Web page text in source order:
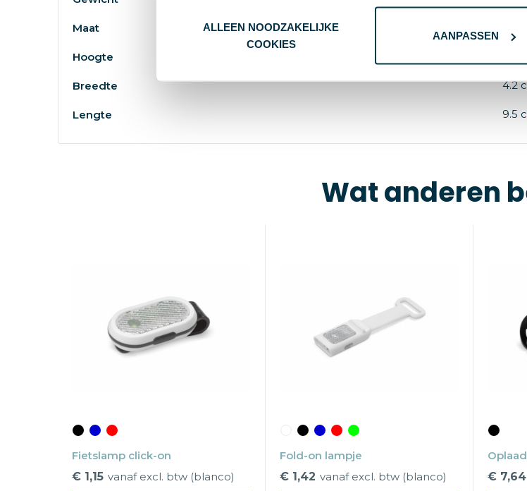
ALLEEN NOODZAKELIJKE
COOKIES
AANPASSEN
Maat
Hoogte
Breedte 4.2
Lengte 9.5
Wat anderen
Fietslamp click-on
€ 1,15 vanaf excl. btw (blanco)
Fold-on lampje
€ 1,42 vanaf excl. btw (blanco)
€ 7,64